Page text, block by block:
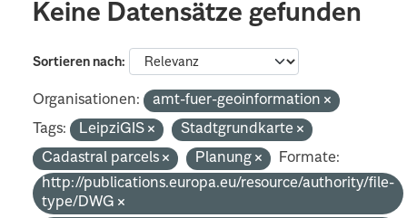
Keine Datensätze gefunden
Sortieren nach
Organisationen:
amt-fuer-geoinformation
Tags:
LeipziGIS
Stadtgrundkarte
Cadastral parcels
Planung
Formate:
http://publications.europa.eu/resource/authority/file-
type/DWG